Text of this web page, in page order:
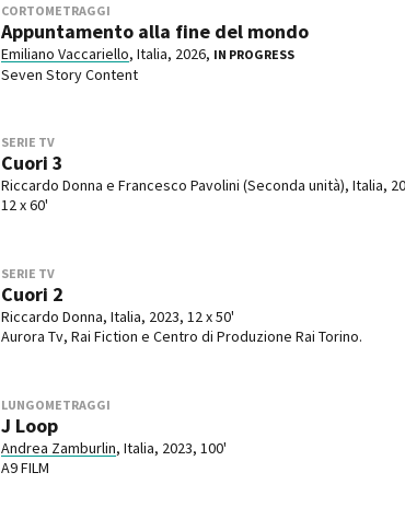
CORTOMETRAGGI
Appuntamento alla fine del mondo
Emiliano Vaccariello, Italia, 2026, IN PROGRESS
Seven Story Content
SERIE TV
Cuori 3
Riccardo Donna e Francesco Pavolini (Seconda unità), Italia,
12 x 60'
SERIE TV
Cuori 2
Riccardo Donna, Italia, 2023, 12 x 50'
Aurora Tv, Rai Fiction e Centro di Produzione Rai Torino.
LUNGOMETRAGGI
J Loop
Andrea Zamburlin, Italia, 2023, 100'
A9 FILM